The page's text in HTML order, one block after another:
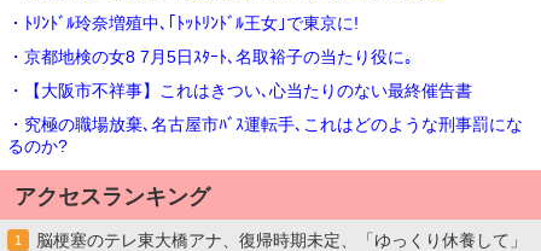
・ﾄﾘﾝﾄﾞﾙ玲奈増殖中､｢ﾄｯﾄﾘﾝﾄﾞﾙ王女｣で東京に!
・京都地検の女8 7月5日ｽﾀｰﾄ､名取裕子の当たり役に｡
・【大阪市不祥事】これはきつい､心当たりのない最終催告書
・究極の職場放棄､名古屋市ﾊﾞｽ運転手､これはどのような刑事罰にな
るのか?
アクセスランキング
1 脳梗塞のテレ東大橋アナ、復帰時期未定、「ゆっくり休養して」